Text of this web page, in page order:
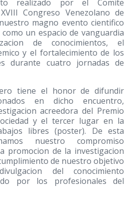
realizado por el Comite
Congreso Venezolano de
magno evento cientifico
un espacio de vanguardia
de conocimientos, el
y el fortalecimiento de los
durante cuatro jornadas de
tiene el honor de difundir
en dicho encuentro,
acreedora del Premio
y el tercer lugar en la
libres (poster). De esta
nuestro compromiso
promocion de la investigacion
de nuestro objetivo
del conocimiento
por los profesionales del